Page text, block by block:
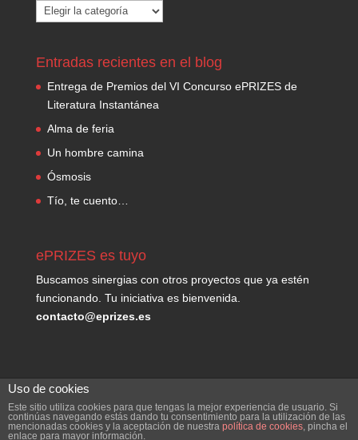
Categorías
Entradas recientes en el blog
Entrega de Premios del VI Concurso ePRIZES de
Literatura Instantánea
Alma de feria
Un hombre camina
Ósmosis
Tío, te cuento…
ePRIZES es tuyo
Buscamos sinergias con otros proyectos que ya estén
funcionando. Tu iniciativa es bienvenida.
contacto@eprizes.es
Uso de cookies
Este sitio utiliza cookies para que tengas la mejor experiencia de usuario. Si
continúas navegando estás dando tu consentimiento para la utilización de las
mencionadas cookies y la aceptación de nuestra política de cookies, pincha el
enlace para mayor información.